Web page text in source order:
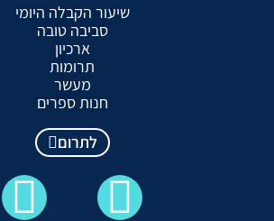
שיעור הקבלה היומי
סביבה טובה
ארכיון
תרומות
מעשר
חנות ספרים
לתרום